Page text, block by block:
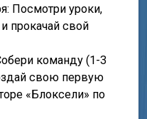
Посмотри уроки,
прокачай свой
команду (1-3
свою первую
«Блоксели» по